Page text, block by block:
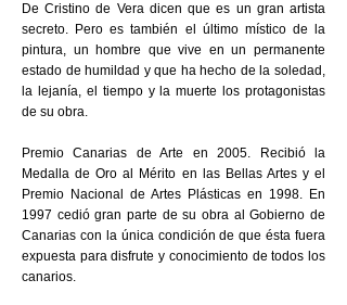
De Cristino de Vera dicen que es un gran artista
secreto. Pero es también el último místico de la
pintura, un hombre que vive en un permanente
estado de humildad y que ha hecho de la soledad,
la lejanía, el tiempo y la muerte los protagonistas
de su obra.
Premio Canarias de Arte en 2005. Recibió la
Medalla de Oro al Mérito en las Bellas Artes y el
Premio Nacional de Artes Plásticas en 1998. En
1997 cedió gran parte de su obra al Gobierno de
Canarias con la única condición de que ésta fuera
expuesta para disfrute y conocimiento de todos los
canarios.